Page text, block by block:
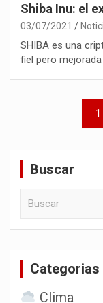
Shiba Inu: el
03/07/2021
SHIBA es una
fiel pero
1
Buscar
Categorias
Clima